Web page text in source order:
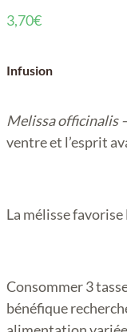
3,70€
Infusion
Melissa officinalis
ventre et l’esprit
La mélisse
Consommer 3
bénéfique